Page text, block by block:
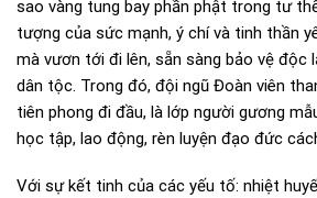
sao vàng tung bay phần phật trong tư
tượng của sức mạnh, ý chí và tinh thần
mà vươn tới đi lên, sẵn sàng bảo vệ độc
dân tộc. Trong đó, đội ngũ Đoàn viên
tiên phong đi đầu, là lớp người gương
học tập, lao động, rèn luyện đạo đức
Với sự kết tinh của các yếu tố: nhiệt